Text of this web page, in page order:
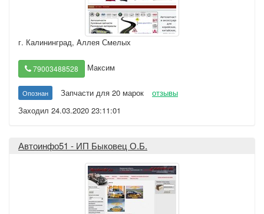
г. Калининград, Aллея Смелых
79003488528 Максим
Опознан Запчасти для 20 марок
отзывы
Заходил 24.03.2020 23:11:01
Автоинфо51 - ИП Быковец О.Б.